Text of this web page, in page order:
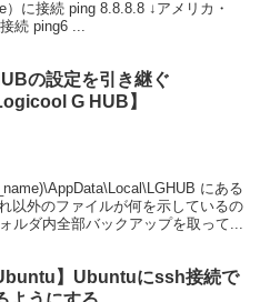
に接続 ping 8.8.8.8 ↓アメリカ・
続 ping6 ...
の設定を引き継ぐ
G HUB】
にある
以外のファイルが何を示しているの
ルダ内全部バックアップを取って...
】Ubuntuにssh接続で